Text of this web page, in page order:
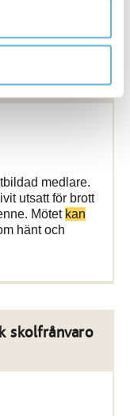
medlare.
utsatt för brott
Mötet kan
hänt och
skolfrånvaro